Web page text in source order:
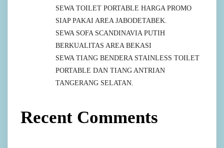
SEWA TOILET PORTABLE HARGA PROMO
SIAP PAKAI AREA JABODETABEK.
SEWA SOFA SCANDINAVIA PUTIH
BERKUALITAS AREA BEKASI
SEWA TIANG BENDERA STAINLESS TOILET
PORTABLE DAN TIANG ANTRIAN
TANGERANG SELATAN.
Recent Comments